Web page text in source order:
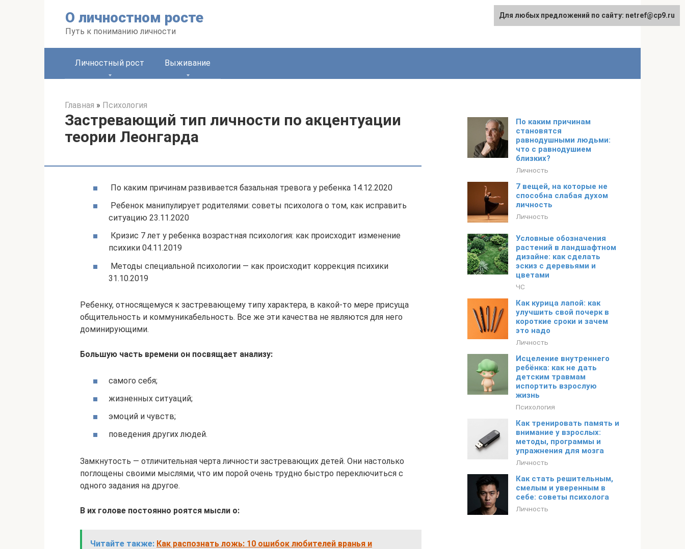
О личностном росте
Путь к пониманию личности
Личностный рост Выживание
Главная » Психология
Застревающий тип личности по акцентуации
теории Леонгарда
По каким причинам развивается базальная тревога у ребенка 14.12.2020
Ребенок манипулирует родителями: советы психолога о том, как исправить
ситуацию 23.11.2020
Кризис 7 лет у ребенка возрастная психология: как происходит изменение
психики 04.11.2019
Методы специальной психологии — как происходит коррекция психики
31.10.2019
Ребенку, относящемуся к застревающему типу характера, в какой-то мере присуща
общительность и коммуникабельность. Все же эти качества не являются для него
доминирующими.
Большую часть времени он посвящает анализу:
самого себя;
жизненных ситуаций;
эмоций и чувств;
поведения других людей.
Замкнутость — отличительная черта личности застревающих детей. Они настолько
поглощены своими мыслями, что им порой очень трудно быстро переключиться с
одного задания на другое.
В их голове постоянно роятся мысли о:
Читайте также: Как распознать ложь: 10 ошибок любителей вранья и
По каким причинам
становятся
равнодушными людьми:
что с равнодушием
близких?
Личность
7 вещей, на которые не
способна слабая духом
личность
Личность
Условные обозначения
растений в ландшафтном
дизайне: как сделать
эскиз с деревьями и
цветами
ЧС
Как курица лапой: как
улучшить свой почерк в
короткие сроки и зачем
это надо
Личность
Исцеление внутреннего
ребёнка: как не дать
детским травмам
испортить взрослую
жизнь
Психология
Как тренировать память и
внимание у взрослых:
методы, программы и
упражнения для мозга
Личность
Как стать решительным,
смелым и уверенным в
себе: советы психолога
Личность
Для любых предложений по сайту: netref@cp9.ru